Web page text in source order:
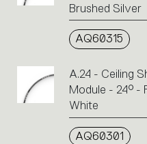
Brushed Silver
AQ60315
A.24 - Ceiling
Module - 24° -
White
AQ60301